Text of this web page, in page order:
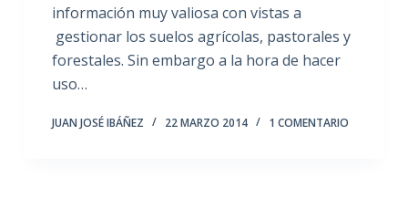
información muy valiosa con vistas a
gestionar los suelos agrícolas, pastorales y
forestales. Sin embargo a la hora de hacer
uso…
JUAN JOSÉ IBÁÑEZ 22 MARZO 2014 1 COMENTARIO